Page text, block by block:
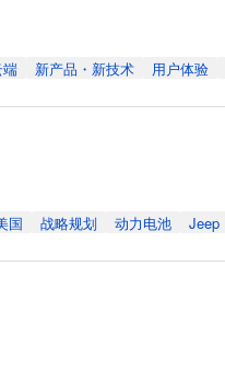
新产品・新技术 用户体验
国 战略规划 动力电池 Jeep